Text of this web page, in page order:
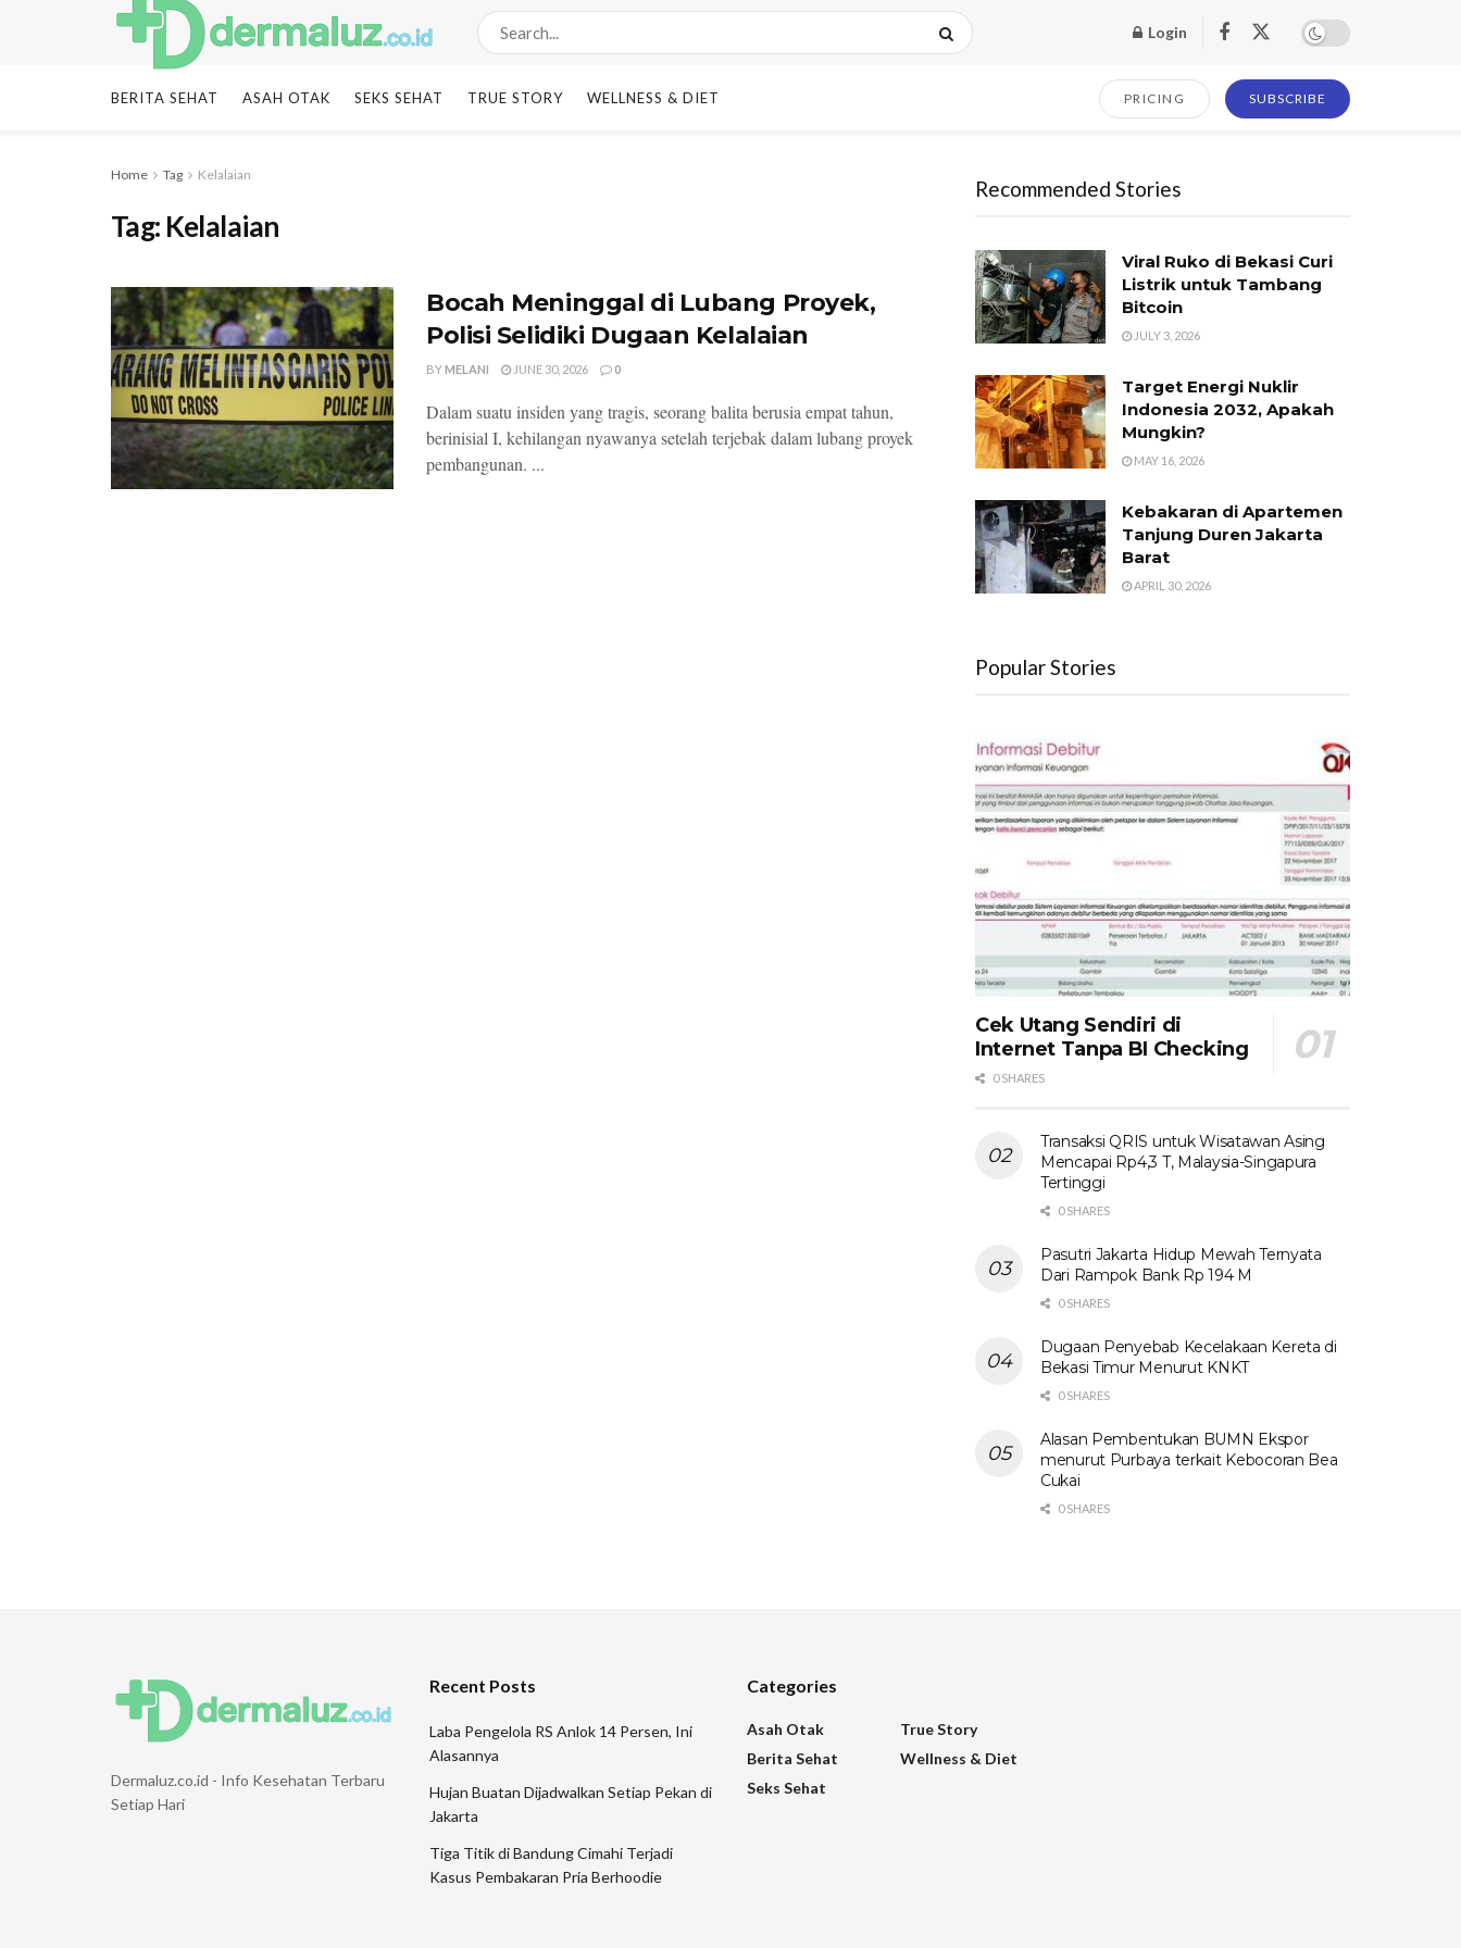
Login
BERITA SEHAT ASAH OTAK SEKS SEHAT TRUE STORY WELLNESS & DIET PRICING SUBSCRIBE
Home Tag Kelalaian
Tag: Kelalaian
Bocah Meninggal di Lubang Proyek,
Polisi Selidiki Dugaan Kelalaian
BYMELANI JUNE 30, 2026 0
Dalam suatu insiden yang tragis, seorang balita berusia empat tahun,
berinisial I, kehilangan nyawanya setelah terjebak dalam lubang proyek
pembangunan. ...
Recommended Stories
Viral Ruko di Bekasi Curi
Listrik untuk Tambang
Bitcoin
JULY 3, 2026
Target Energi Nuklir
Indonesia 2032, Apakah
Mungkin?
MAY 16, 2026
Kebakaran di Apartemen
Tanjung Duren Jakarta
Barat
APRIL 30, 2026
Popular Stories
Cek Utang Sendiri di
Internet Tanpa BI Checking
0 SHARES
Transaksi QRIS untuk Wisatawan Asing
Mencapai Rp4,3 T, Malaysia-Singapura
Tertinggi
0 SHARES
Pasutri Jakarta Hidup Mewah Ternyata
Dari Rampok Bank Rp 194 M
0 SHARES
Dugaan Penyebab Kecelakaan Kereta di
Bekasi Timur Menurut KNKT
0 SHARES
Alasan Pembentukan BUMN Ekspor
menurut Purbaya terkait Kebocoran Bea
Cukai
0 SHARES
Dermaluz.co.id - Info Kesehatan Terbaru
Setiap Hari
Recent Posts
Laba Pengelola RS Anlok 14 Persen, Ini
Alasannya
Hujan Buatan Dijadwalkan Setiap Pekan di
Jakarta
Tiga Titik di Bandung Cimahi Terjadi
Kasus Pembakaran Pria Berhoodie
Categories
Asah Otak
Berita Sehat
Seks Sehat
True Story
Wellness & Diet